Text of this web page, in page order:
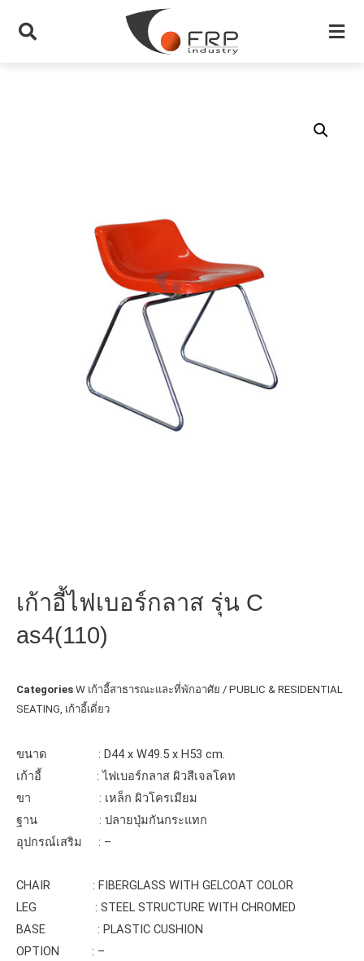
เก้าอี้ไฟเบอร์กลาส รุ่น C
as4(110)
Categories W เก้าอี้สาธารณะและที่พักอาศัย / PUBLIC & RESIDENTIAL
SEATING เก้าอี้เดี่ยว
ขนาด : D44 x W49.5 x H53 cm.
เก้าอี้ : ไฟเบอร์กลาส ผิวสีเจลโคท
ขา : เหล็ก ผิวโครเมียม
ฐาน : ปลายปุ่มกันกระแทก
อุปกรณ์เสริม : –
CHAIR : FIBERGLASS WITH GELCOAT COLOR
LEG : STEEL STRUCTURE WITH CHROMED
BASE : PLASTIC CUSHION
OPTION : –